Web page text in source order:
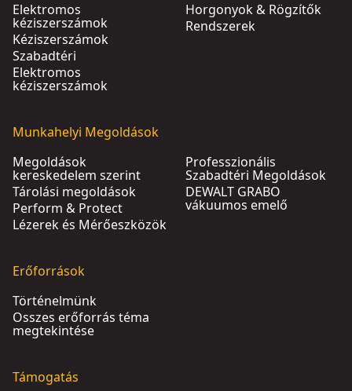
Elektromos
kéziszerszámok
Kéziszerszámok
Szabadtéri
Elektromos
kéziszerszámok
Horgonyok & Rögzítők
Rendszerek
Munkahelyi Megoldások
Megoldások
kereskedelem szerint
Tárolási megoldások
Perform & Protect
Lézerek és Mérőeszközök
Professzionális
Szabadtéri Megoldások
DEWALT GRABO
vákuumos emelő
Erőforrások
Történelmünk
Összes erőforrás téma
megtekintése
Támogatás